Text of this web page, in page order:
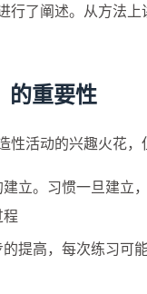
行了阐述。从方法
的重要性
活动的兴趣火花，
立。习惯一旦建立
提高，每次练习可